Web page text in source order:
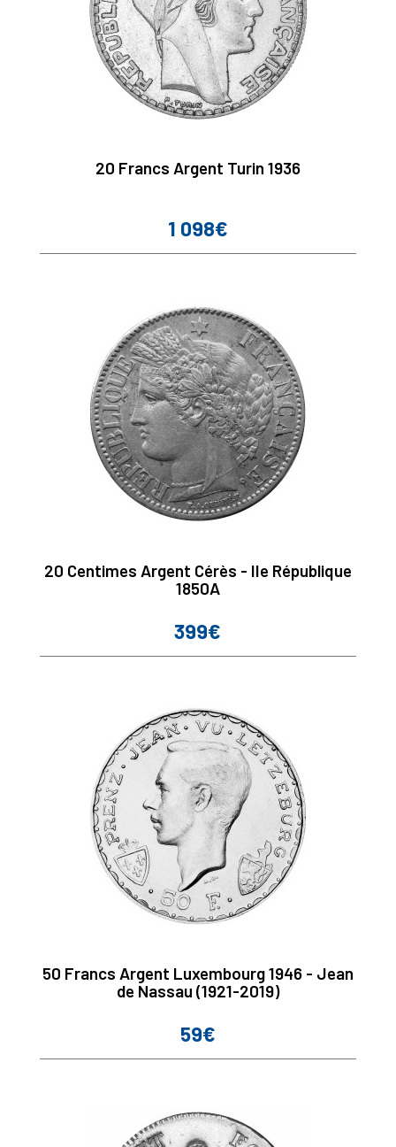
20 Francs Argent Turin 1936
Prix
1 098€
20 Centimes Argent Cérès - IIe République
1850A
Prix
399€
50 Francs Argent Luxembourg 1946 - Jean
de Nassau (1921-2019)
Prix
59€